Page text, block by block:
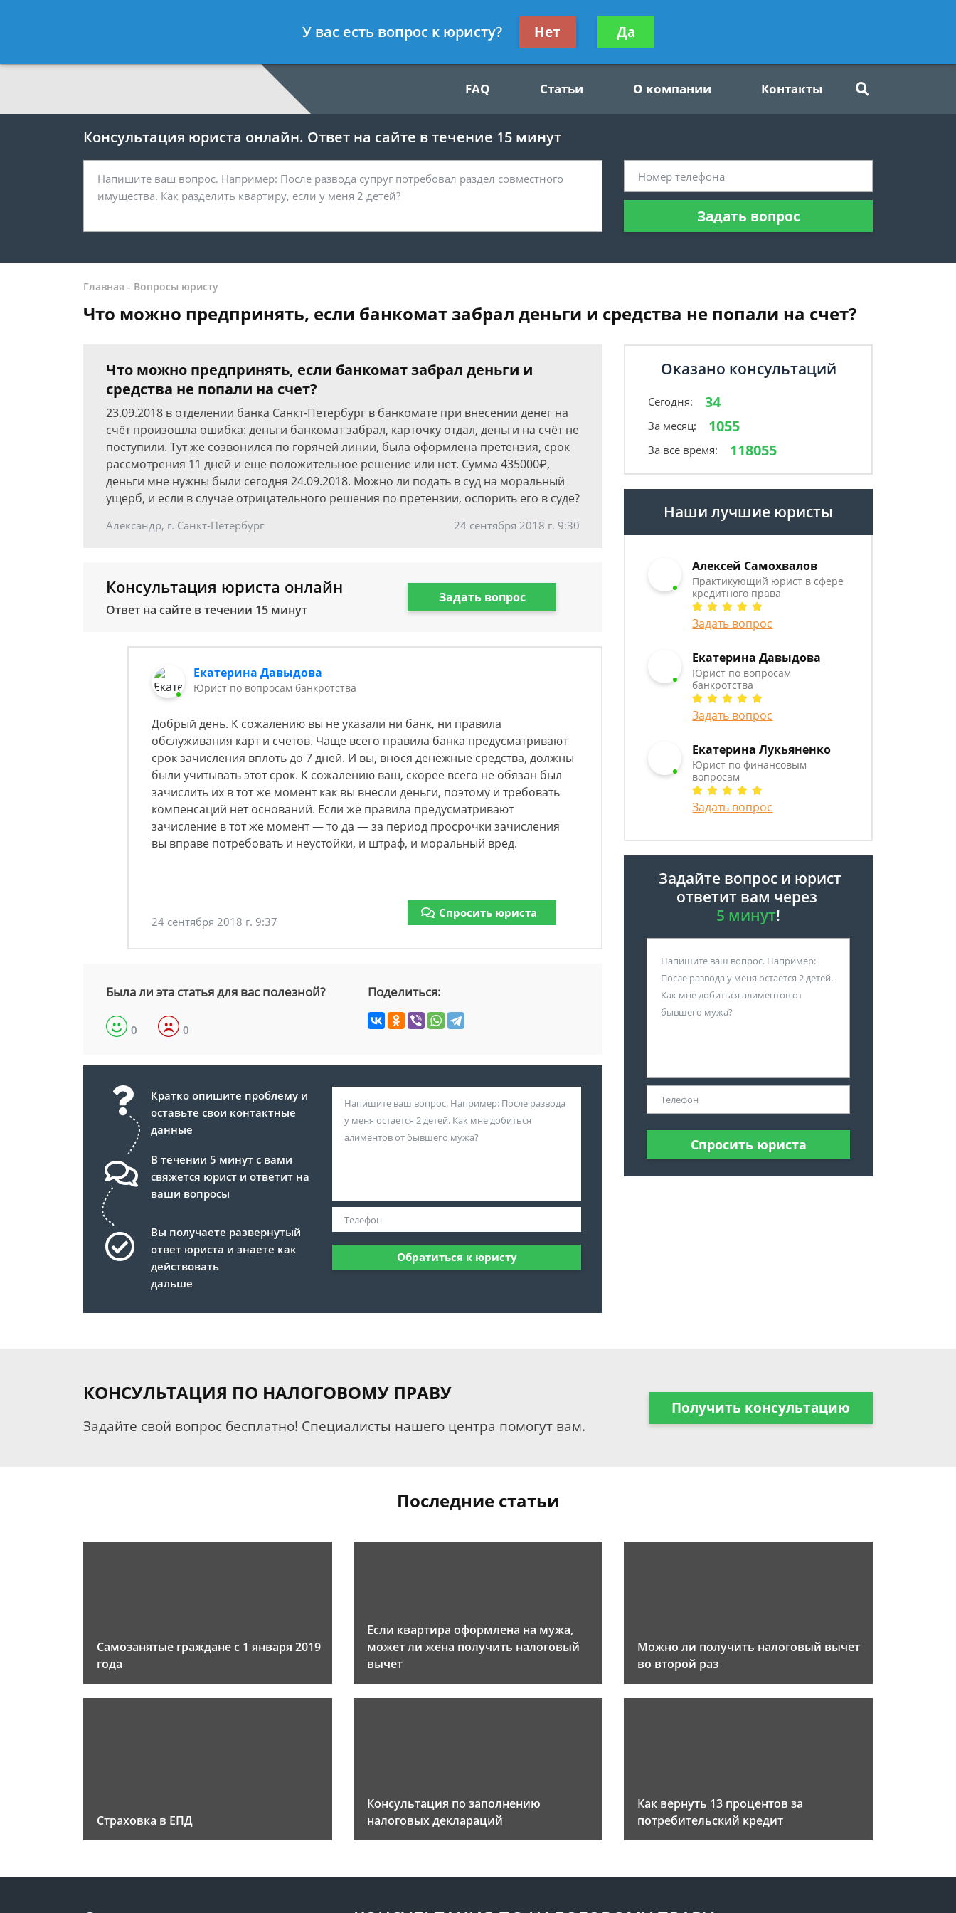
7 812 467-38-49
Получите консультацию
бесплатно
FAQ Статьи О компании Контакты
Консультация юриста онлайн. Ответ на сайте в течение 15 минут
Задать вопрос
Главная - Вопросы юристу
Что можно предпринять, если банкомат забрал деньги и средства не попали на счет?
Что можно предпринять, если банкомат забрал деньги и
средства не попали на счет?
23.09.2018 в отделении банка Санкт-Петербург в банкомате при внесении денег на
счёт произошла ошибка: деньги банкомат забрал, карточку отдал, деньги на счёт не
поступили. Тут же созвонился по горячей линии, была оформлена претензия, срок
рассмотрения 11 дней и еще положительное решение или нет. Сумма 435000₽,
деньги мне нужны были сегодня 24.09.2018. Можно ли подать в суд на моральный
ущерб, и если в случае отрицательного решения по претензии, оспорить его в суде?
Александр, г. Санкт-Петербург 24 сентября 2018 г. 9:30
Консультация юриста онлайн
Ответ на сайте в течении 15 минут
Задать вопрос
Екатерина Давыдова
Юрист по вопросам банкротства
Добрый день. К сожалению вы не указали ни банк, ни правила
обслуживания карт и счетов. Чаще всего правила банка предусматривают
срок зачисления вплоть до 7 дней. И вы, внося денежные средства, должны
были учитывать этот срок. К сожалению ваш, скорее всего не обязан был
зачислить их в тот же момент как вы внесли деньги, поэтому и требовать
компенсаций нет оснований. Если же правила предусматривают
зачисление в тот же момент — то да — за период просрочки зачисления
вы вправе потребовать и неустойки, и штраф, и моральный вред.
24 сентября 2018 г. 9:37
Спросить юриста
Была ли эта статья для вас полезной?
0 0
Поделиться:
Кратко опишите проблему и
оставьте свои контактные
данные
В течении 5 минут с вами
свяжется юрист и ответит на
ваши вопросы
Вы получаете развернутый
ответ юриста и знаете как
действовать
дальше
Обратиться к юристу
Оказано консультаций
Сегодня: 34
За месяц: 1055
За все время: 118055
Наши лучшие юристы
Алексей Самохвалов
Практикующий юрист в сфере
кредитного права
Задать вопрос
Екатерина Давыдова
Юрист по вопросам
банкротства
Задать вопрос
Екатерина Лукьяненко
Юрист по финансовым
вопросам
Задать вопрос
Задайте вопрос и юрист
ответит вам через
5 минут!
Спросить юриста
КОНСУЛЬТАЦИЯ ПО НАЛОГОВОМУ ПРАВУ
Задайте свой вопрос бесплатно! Специалисты нашего центра помогут вам.
Получить консультацию
Последние статьи
Самозанятые граждане с 1 января 2019
года
Если квартира оформлена на мужа,
может ли жена получить налоговый
вычет
Можно ли получить налоговый вычет
во второй раз
Страховка в ЕПД
Консультация по заполнению
налоговых деклараций
Как вернуть 13 процентов за
потребительский кредит
У вас есть вопрос к юристу? Нет Да